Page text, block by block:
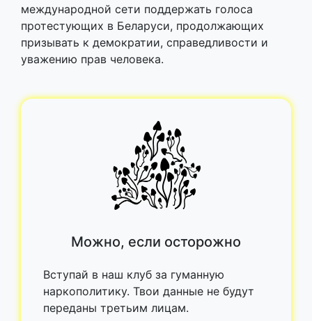
международной сети поддержать голоса
протестующих в Беларуси, продолжающих
призывать к демократии, справедливости и
уважению прав человека.
Можно, если осторожно
Вступай в наш клуб за гуманную
наркополитику. Твои данные не будут
переданы третьим лицам.